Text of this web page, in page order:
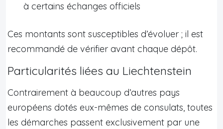
à certains échanges officiels
Ces montants sont susceptibles d’évoluer ; il est
recommandé de vérifier avant chaque dépôt.
Particularités liées au Liechtenstein
Contrairement à beaucoup d’autres pays
européens dotés eux-mêmes de consulats, toutes
les démarches passent exclusivement par une